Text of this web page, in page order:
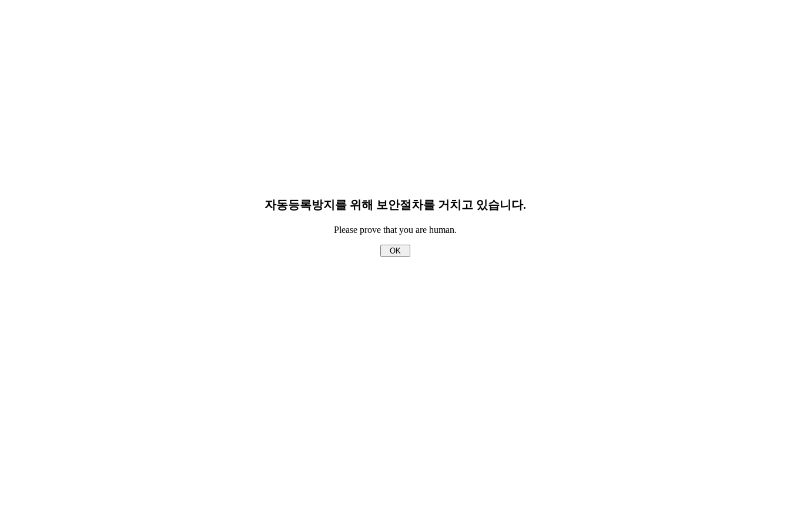
자동등록방지를 위해 보안절차를 거치고 있습니다.
Please prove that you are human.